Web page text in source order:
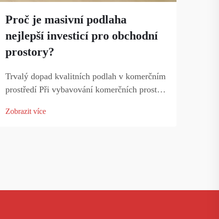
Proč je masivní podlaha
nejlepší investicí pro obchodní
prostory?
Trvalý dopad kvalitních podlah v komerčním
prostředí Při vybavování komerčních prostor
volba správného typu podlahy. Masivní
Zobrazit více